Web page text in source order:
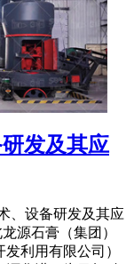
发及其应
、设备研发及其应
源石膏（集团）
利用有限公司）